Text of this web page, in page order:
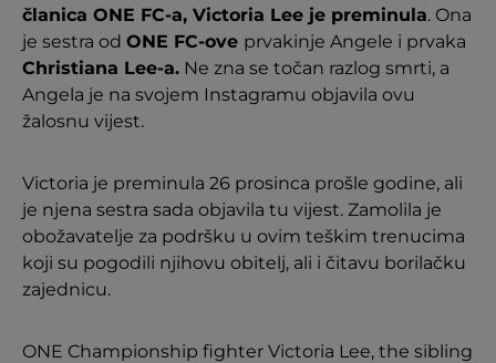
članica ONE FC-a, Victoria Lee je preminula. Ona
je sestra od ONE FC-ove prvakinje Angele i prvaka
Christiana Lee-a. Ne zna se točan razlog smrti, a
Angela je na svojem Instagramu objavila ovu
žalosnu vijest.
Victoria je preminula 26 prosinca prošle godine, ali
je njena sestra sada objavila tu vijest. Zamolila je
obožavatelje za podršku u ovim teškim trenucima
koji su pogodili njihovu obitelj, ali i čitavu borilačku
zajednicu.
ONE Championship fighter Victoria Lee, the sibling